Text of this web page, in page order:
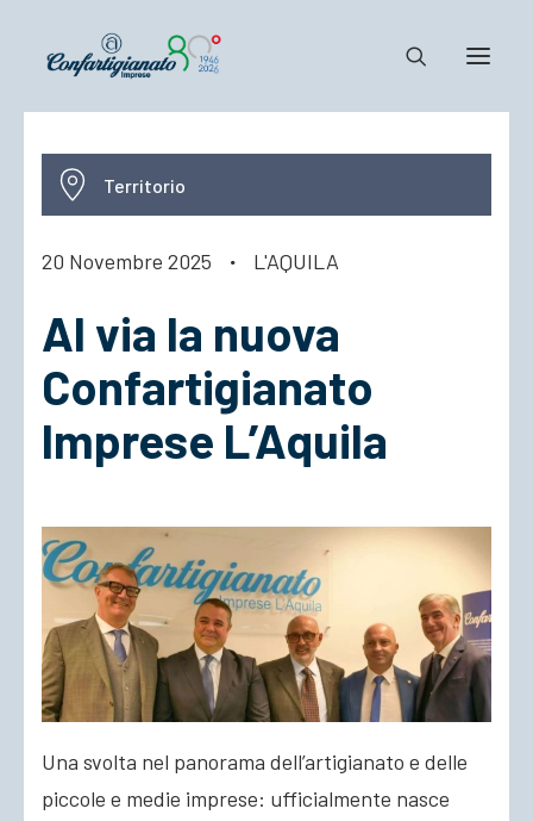
Notizie e Documenti
Confartigianato
Cosa Facciamo
ACCEDI
Territorio
20 Novembre 2025 · L'AQUILA
Al via la nuova
Confartigianato
Imprese L’Aquila
Una svolta nel panorama dell’artigianato e delle
piccole e medie imprese: ufficialmente nasce